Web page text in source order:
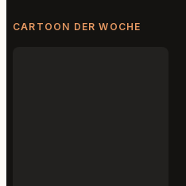
CARTOON DER WOCHE